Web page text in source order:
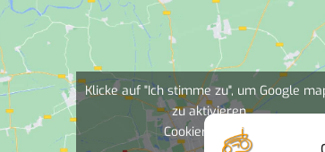
Klicke auf "Ich stimme zu", um Google
zu aktivieren
Cookierichtlinien